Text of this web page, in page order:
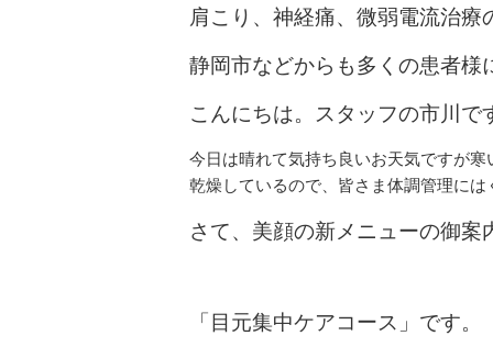
肩こり、神経痛、微弱電流治療
静岡市などからも多くの患者様
こんにちは。スタッフの市川で
今日は晴れて気持ち良いお天気ですが寒
乾燥しているので、皆さま体調管理には
さて、美顔の新メニューの御案
「目元集中ケアコース」です。